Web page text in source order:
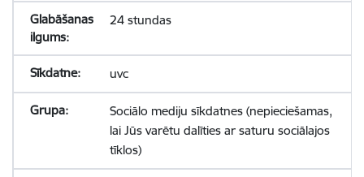
24 stundas
uvc
Sociālo mediju sīkdatnes (nepieciešamas,
lai Jūs varētu dalīties ar saturu sociālajos
tīklos)